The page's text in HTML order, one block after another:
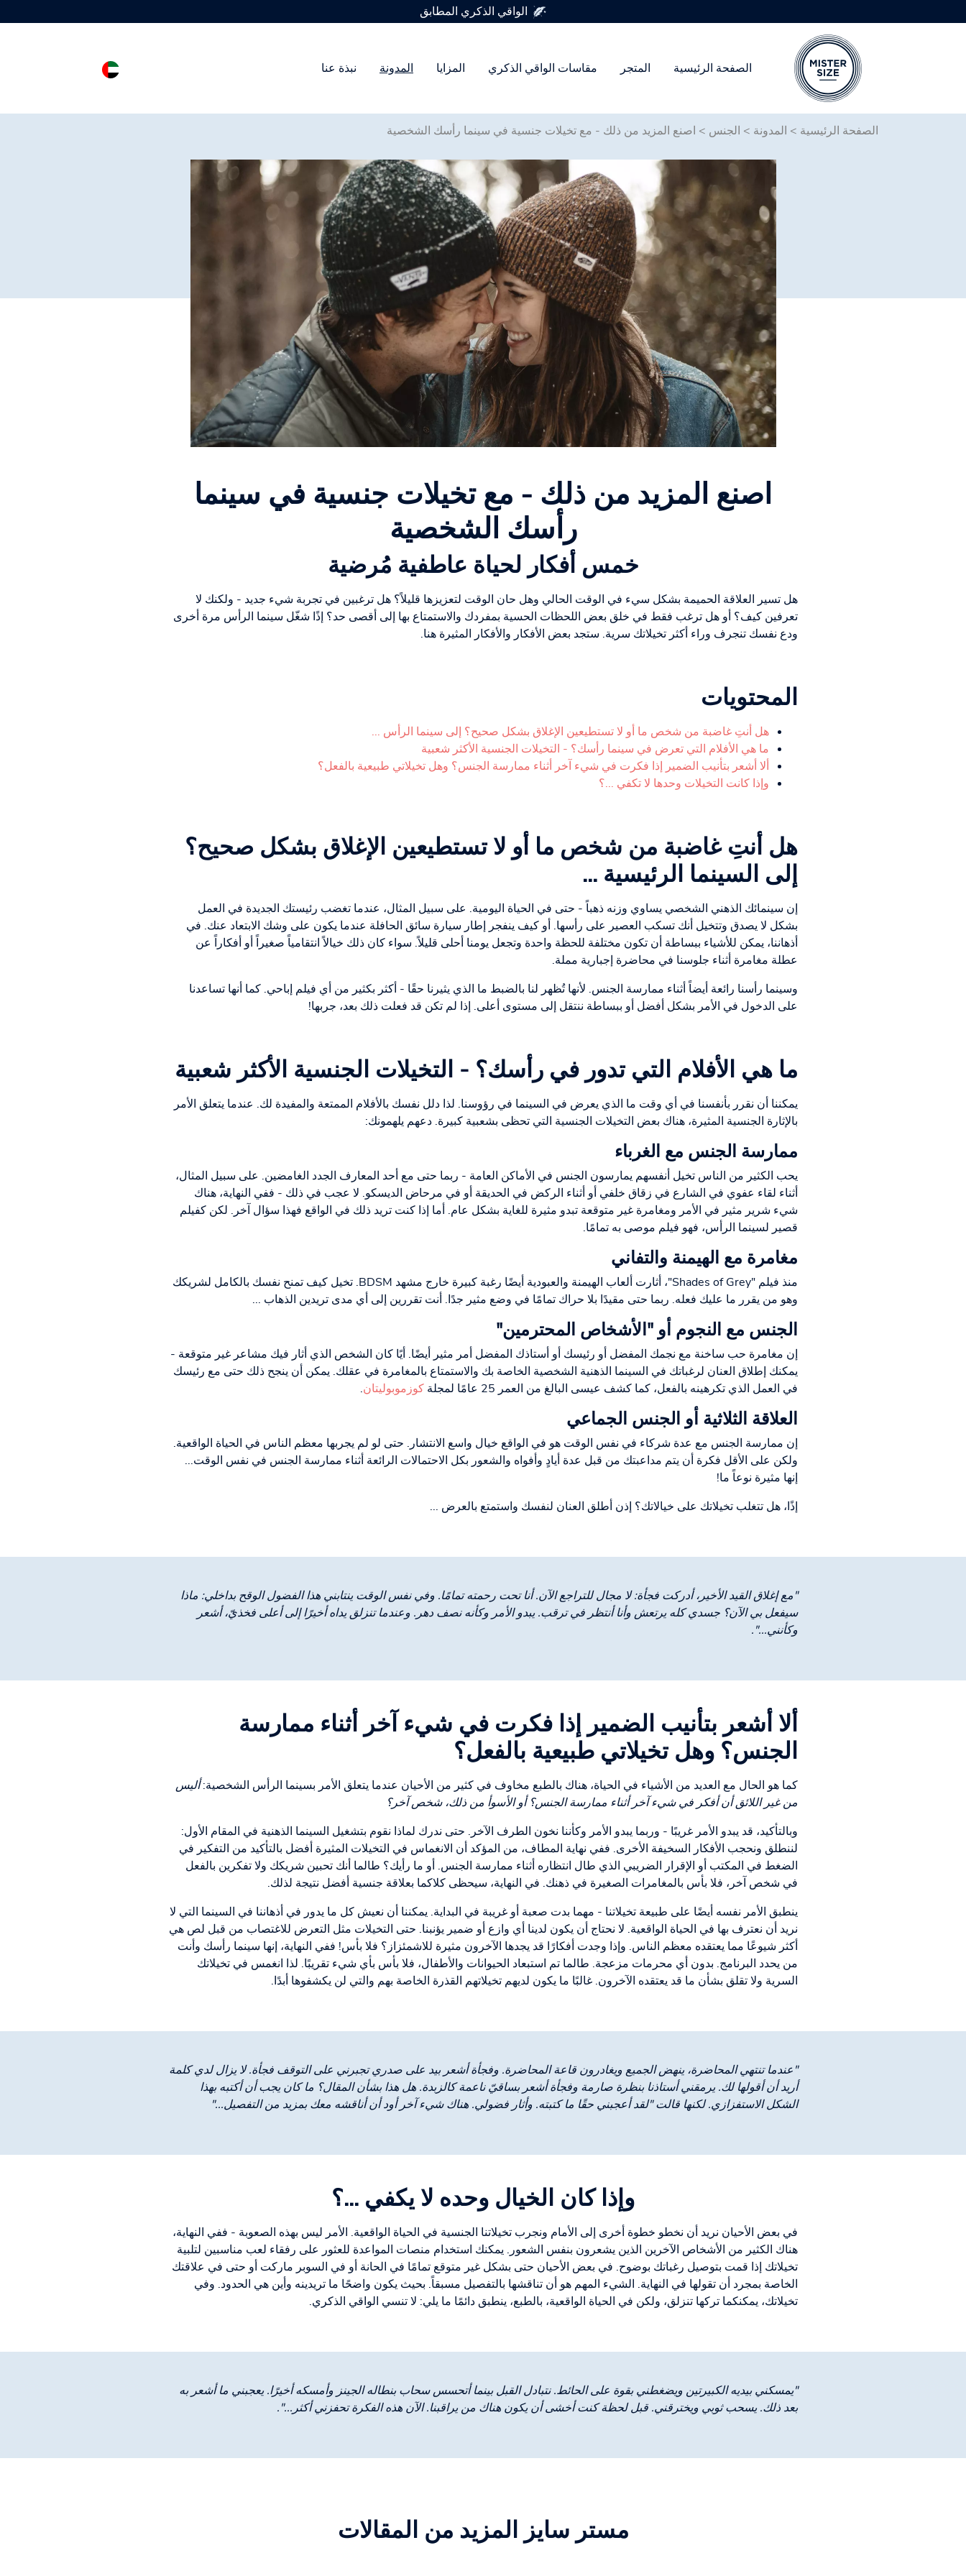
الصفحة الرئيسية المتجر مقاسات الواقي الذكري المزايا المدونة نبذة عنا
متوفر في 7 أحجام للواقي الذكري
الصفحة الرئيسية > المدونة > الجنس > اصنع المزيد من ذلك - مع تخيلات جنسية في سينما رأسك الشخصية
اصنع المزيد من ذلك - مع تخيلات جنسية في سينما
رأسك الشخصية
خمس أفكار لحياة عاطفية مُرضية
هل تسير العلاقة الحميمة بشكل سيء في الوقت الحالي وهل حان الوقت لتعزيزها قليلاً؟ هل ترغبين في تجربة شيء جديد - ولكنك لا
تعرفين كيف؟ أو هل ترغب فقط في خلق بعض اللحظات الحسية بمفردك والاستمتاع بها إلى أقصى حد؟ إذًا شغّل سينما الرأس مرة أخرى
ودع نفسك تنجرف وراء أكثر تخيلاتك سرية. ستجد بعض الأفكار والأفكار المثيرة هنا.
المحتويات
هل أنتِ غاضبة من شخص ما أو لا تستطيعين الإغلاق بشكل صحيح؟ إلى سينما الرأس ...
ما هي الأفلام التي تعرض في سينما رأسك؟ - التخيلات الجنسية الأكثر شعبية
ألا أشعر بتأنيب الضمير إذا فكرت في شيء آخر أثناء ممارسة الجنس؟ وهل تخيلاتي طبيعية بالفعل؟
وإذا كانت التخيلات وحدها لا تكفي ...؟
هل أنتِ غاضبة من شخص ما أو لا تستطيعين الإغلاق بشكل صحيح؟
إلى السينما الرئيسية ...
إن سينمائك الذهني الشخصي يساوي وزنه ذهباً - حتى في الحياة اليومية. على سبيل المثال، عندما تغضب رئيستك الجديدة في العمل
بشكل لا يصدق وتتخيل أنك تسكب العصير على رأسها. أو كيف ينفجر إطار سيارة سائق الحافلة عندما يكون على وشك الابتعاد عنك. في
أذهاننا، يمكن للأشياء ببساطة أن تكون مختلفة للحظة واحدة وتجعل يومنا أحلى قليلاً. سواء كان ذلك خيالاً انتقامياً صغيراً أو أفكاراً عن
عطلة مغامرة أثناء جلوسنا في محاضرة إجبارية مملة.
وسينما رأسنا رائعة أيضاً أثناء ممارسة الجنس. لأنها تُظهر لنا بالضبط ما الذي يثيرنا حقًا - أكثر بكثير من أي فيلم إباحي. كما أنها تساعدنا
على الدخول في الأمر بشكل أفضل أو ببساطة ننتقل إلى مستوى أعلى. إذا لم تكن قد فعلت ذلك بعد، جربها!
ما هي الأفلام التي تدور في رأسك؟ - التخيلات الجنسية الأكثر شعبية
يمكننا أن نقرر بأنفسنا في أي وقت ما الذي يعرض في السينما في رؤوسنا. لذا دلل نفسك بالأفلام الممتعة والمفيدة لك. عندما يتعلق الأمر
بالإثارة الجنسية المثيرة، هناك بعض التخيلات الجنسية التي تحظى بشعبية كبيرة. دعهم يلهمونك:
ممارسة الجنس مع الغرباء
يحب الكثير من الناس تخيل أنفسهم يمارسون الجنس في الأماكن العامة - ربما حتى مع أحد المعارف الجدد الغامضين. على سبيل المثال،
أثناء لقاء عفوي في الشارع في زقاق خلفي أو أثناء الركض في الحديقة أو في مرحاض الديسكو. لا عجب في ذلك - ففي النهاية، هناك
شيء شرير مثير في الأمر ومغامرة غير متوقعة تبدو مثيرة للغاية بشكل عام. أما إذا كنت تريد ذلك في الواقع فهذا سؤال آخر. لكن كفيلم
قصير لسينما الرأس، فهو فيلم موصى به تمامًا.
مغامرة مع الهيمنة والتفاني
منذ فيلم "Shades of Grey"، أثارت ألعاب الهيمنة والعبودية أيضًا رغبة كبيرة خارج مشهد BDSM. تخيل كيف تمنح نفسك بالكامل لشريكك
وهو من يقرر ما عليك فعله. ربما حتى مقيدًا بلا حراك تمامًا في وضع مثير جدًا. أنت تقررين إلى أي مدى تريدين الذهاب ...
الجنس مع النجوم أو "الأشخاص المحترمين"
إن مغامرة حب ساخنة مع نجمك المفضل أو رئيسك أو أستاذك المفضل أمر مثير أيضًا. أيًا كان الشخص الذي أثار فيك مشاعر غير متوقعة -
يمكنك إطلاق العنان لرغباتك في السينما الذهنية الشخصية الخاصة بك والاستمتاع بالمغامرة في عقلك. يمكن أن ينجح ذلك حتى مع رئيسك
في العمل الذي تكرهينه بالفعل، كما كشف عيسى البالغ من العمر 25 عامًا لمجلة
كوزموبوليتان.
العلاقة الثلاثية أو الجنس الجماعي
إن ممارسة الجنس مع عدة شركاء في نفس الوقت هو في الواقع خيال واسع الانتشار. حتى لو لم يجربها معظم الناس في الحياة الواقعية.
ولكن على الأقل فكرة أن يتم مداعبتك من قبل عدة أيادٍ وأفواه والشعور بكل الاحتمالات الرائعة أثناء ممارسة الجنس في نفس الوقت...
إنها مثيرة نوعاً ما!
إذًا، هل تتغلب تخيلاتك على خيالاتك؟ إذن أطلق العنان لنفسك واستمتع بالعرض ...
"مع إغلاق القيد الأخير، أدركت فجأة: لا مجال للتراجع الآن. أنا تحت رحمته تمامًا. وفي نفس الوقت ينتابني هذا الفضول الوقح بداخلي: ماذا
سيفعل بي الآن؟ جسدي كله يرتعش وأنا أنتظر في ترقب. يبدو الأمر وكأنه نصف دهر. وعندما تنزلق يداه أخيرًا إلى أعلى فخذيّ، أشعر
وكأنني...".
ألا أشعر بتأنيب الضمير إذا فكرت في شيء آخر أثناء ممارسة
الجنس؟ وهل تخيلاتي طبيعية بالفعل؟
كما هو الحال مع العديد من الأشياء في الحياة، هناك بالطبع مخاوف في كثير من الأحيان عندما يتعلق الأمر بسينما الرأس الشخصية:أليس
من غير اللائق أن أفكر في شيء آخر أثناء ممارسة الجنس؟ أو الأسوأ من ذلك، شخص آخر؟
وبالتأكيد، قد يبدو الأمر غريبًا - وربما يبدو الأمر وكأننا نخون الطرف الآخر. حتى ندرك لماذا نقوم بتشغيل السينما الذهنية في المقام الأول:
لننطلق ونحجب الأفكار السخيفة الأخرى. ففي نهاية المطاف، من المؤكد أن الانغماس في التخيلات المثيرة أفضل بالتأكيد من التفكير في
الضغط في المكتب أو الإقرار الضريبي الذي طال انتظاره أثناء ممارسة الجنس. أو ما رأيك؟ طالما أنك تحبين شريكك ولا تفكرين بالفعل
في شخص آخر، فلا بأس بالمغامرات الصغيرة في ذهنك. في النهاية، سيحظى كلاكما بعلاقة جنسية أفضل نتيجة لذلك.
ينطبق الأمر نفسه أيضًا على طبيعة تخيلاتنا - مهما بدت صعبة أو غريبة في البداية. يمكننا أن نعيش كل ما يدور في أذهاننا في السينما التي لا
نريد أن نعترف بها في الحياة الواقعية. لا نحتاج أن يكون لدينا أي وازع أو ضمير يؤنبنا. حتى التخيلات مثل التعرض للاغتصاب من قبل لص هي
أكثر شيوعًا مما يعتقده معظم الناس. وإذا وجدت أفكارًا قد يجدها الآخرون مثيرة للاشمئزاز؟ فلا بأس! ففي النهاية، إنها سينما رأسك وأنت
من يحدد البرنامج. بدون أي محرمات مزعجة. طالما تم استبعاد الحيوانات والأطفال، فلا بأس بأي شيء تقريبًا. لذا انغمس في تخيلاتك
السرية ولا تقلق بشأن ما قد يعتقده الآخرون. غالبًا ما يكون لديهم تخيلاتهم القذرة الخاصة بهم والتي لن يكشفوها أبدًا.
"عندما تنتهي المحاضرة، ينهض الجميع ويغادرون قاعة المحاضرة. وفجأة أشعر بيد على صدري تجبرني على التوقف فجأة. لا يزال لدي كلمة
أريد أن أقولها لك. يرمقني أستاذنا بنظرة صارمة وفجأة أشعر بساقيّ ناعمة كالزبدة. هل هذا بشأن المقال؟ ما كان يجب أن أكتبه بهذا
الشكل الاستفزازي. لكنها قالت "لقد أعجبني حقًا ما كتبته. وأثار فضولي. هناك شيء آخر أود أن أناقشه معك بمزيد من التفصيل..."
وإذا كان الخيال وحده لا يكفي ...؟
في بعض الأحيان نريد أن نخطو خطوة أخرى إلى الأمام ونجرب تخيلاتنا الجنسية في الحياة الواقعية. الأمر ليس بهذه الصعوبة - ففي النهاية،
هناك الكثير من الأشخاص الآخرين الذين يشعرون بنفس الشعور. يمكنك استخدام منصات المواعدة للعثور على رفقاء لعب مناسبين لتلبية
تخيلاتك إذا قمت بتوصيل رغباتك بوضوح. في بعض الأحيان حتى بشكل غير متوقع تمامًا في الحانة أو في السوبر ماركت أو حتى في علاقتك
الخاصة بمجرد أن تقولها في النهاية. الشيء المهم هو أن تناقشها بالتفصيل مسبقاً. بحيث يكون واضحًا ما تريدينه وأين هي الحدود. وفي
تخيلاتك، يمكنكما تركها تنزلق، ولكن في الحياة الواقعية، بالطبع، ينطبق دائمًا ما يلي: لا تنسي الواقي الذكري.
"يمسكني بيديه الكبيرتين ويضغطني بقوة على الحائط. نتبادل القبل بينما أتحسس سحاب بنطاله الجينز وأمسكه أخيرًا. يعجبني ما أشعر به
بعد ذلك. يسحب ثوبي ويخترقني. قبل لحظة كنت أخشى أن يكون هناك من يراقبنا. الآن هذه الفكرة تحفزني أكثر...".
مستر سايز المزيد من المقالات